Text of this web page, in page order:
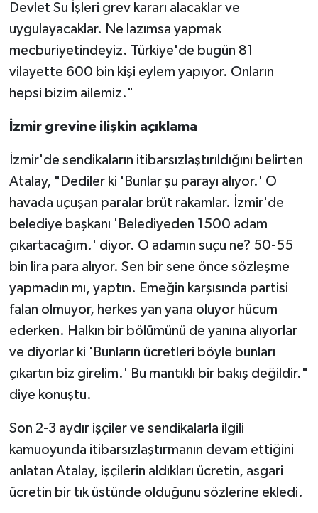
Devlet Su İşleri grev kararı alacaklar ve
uygulayacaklar. Ne lazımsa yapmak
mecburiyetindeyiz. Türkiye'de bugün 81
vilayette 600 bin kişi eylem yapıyor. Onların
hepsi bizim ailemiz."
İzmir grevine ilişkin açıklama
İzmir'de sendikaların itibarsızlaştırıldığını belirten
Atalay, "Dediler ki 'Bunlar şu parayı alıyor.' O
havada uçuşan paralar brüt rakamlar. İzmir'de
belediye başkanı 'Belediyeden 1500 adam
çıkartacağım.' diyor. O adamın suçu ne? 50-55
bin lira para alıyor. Sen bir sene önce sözleşme
yapmadın mı, yaptın. Emeğin karşısında partisi
falan olmuyor, herkes yan yana oluyor hücum
ederken. Halkın bir bölümünü de yanına alıyorlar
ve diyorlar ki 'Bunların ücretleri böyle bunları
çıkartın biz girelim.' Bu mantıklı bir bakış değildir."
diye konuştu.
Son 2-3 aydır işçiler ve sendikalarla ilgili
kamuoyunda itibarsızlaştırmanın devam ettiğini
anlatan Atalay, işçilerin aldıkları ücretin, asgari
ücretin bir tık üstünde olduğunu sözlerine ekledi.